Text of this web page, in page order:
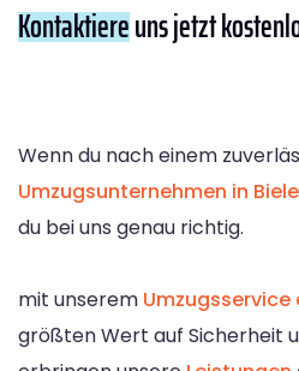
Kontaktiereuns jetzt
Wenn du nach einem
Umzugsunternehmen in
du bei uns genau richtig.
mit unserem Umzugsservice
größten Wert auf Sicherheit